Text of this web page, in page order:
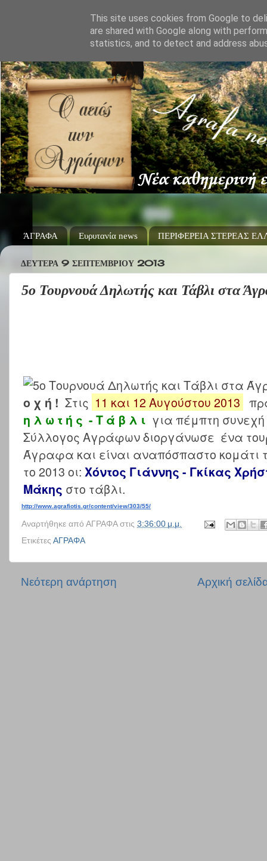
ΆΓΡΑΦΑ Ευρυτανία news ΠΕΡΙΦΕΡΕΙΑ ΣΤΕΡΕΑΣ
ΔΕΥΤΈΡΑ 9 ΣΕΠΤΕΜΒΡΊΟΥ 2013
5ο Τουρνουά Δηλωτής και Τάβλι στα
ο χ ή ! Στις 11 και 12 Αυγούστου 2013
η λ ω τ ή ς - Τ ά β λ ι για πέμπτη
Σύλλογος Αγράφων διοργάνωσε ένα
Άγραφα και είναι αναπόσπαστο κομάτι
το 2013 οι: Χόντος Γιάννης - Γκίκας
Μάκης στο τάβλι.
http://www.agrafiotis.gr/content/view/303/55/
Αναρτήθηκε από ΑΓΡΑΦΑ στις 3:36:00 μ.μ.
Ετικέτες ΑΓΡΑΦΑ
Νεότερη ανάρτηση Αρχική
This site uses cookies from Google to
are shared with Google along with
statistics, and to detect and address